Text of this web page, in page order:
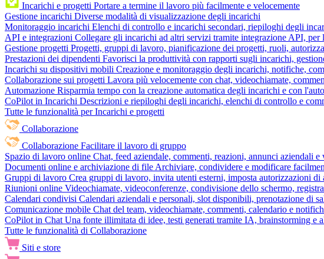
Incarichi e progetti Portare a termine il lavoro più facilmente e velocemente
Gestione incarichi Diverse modalità di visualizzazione degli incarichi
Monitoraggio incarichi Elenchi di controllo e incarichi secondari, riepiloghi degli
API e integrazioni Collegare gli incarichi ad altri servizi tramite integrazione API, per
Gestione progetti Progetti, gruppi di lavoro, pianificazione dei progetti, ruoli,
Prestazioni dei dipendenti Favorisci la produttività con rapporti sugli incarichi,
Incarichi su dispositivi mobili Creazione e monitoraggio degli incarichi, notifiche,
Collaborazione sui progetti Lavora più velocemente con chat, videochiamate,
Automazione Risparmia tempo con la creazione automatica degli incarichi e con
CoPilot in Incarichi Descrizioni e riepiloghi degli incarichi, elenchi di controllo e
Tutte le funzionalità per Incarichi e progetti
Collaborazione
Collaborazione Facilitare il lavoro di gruppo
Spazio di lavoro online Chat, feed aziendale, commenti, reazioni, annunci aziendali e
Documenti online e archiviazione di file Archiviare, condividere e modificare
Gruppi di lavoro Crea gruppi di lavoro, invita utenti esterni, imposta autorizzazioni di
Riunioni online Videochiamate, videoconferenze, condivisione dello schermo,
Calendari condivisi Calendari aziendali e personali, slot disponibili, prenotazione di
Comunicazione mobile Chat del team, videochiamate, commenti, calendario e
CoPilot in Chat Una fonte illimitata di idee, testi generati tramite IA, brainstorming e
Tutte le funzionalità di Collaborazione
Siti e store